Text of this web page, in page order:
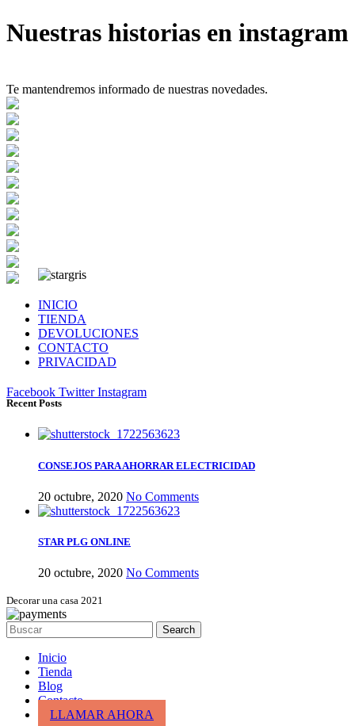
Nuestras historias en instagram
Te mantendremos informado de nuestras novedades.
INICIO
TIENDA
DEVOLUCIONES
CONTACTO
PRIVACIDAD
Facebook Twitter Instagram
Recent Posts
CONSEJOS PARA AHORRAR ELECTRICIDAD
20 octubre, 2020 No Comments
STAR PLG ONLINE
20 octubre, 2020 No Comments
Decorar una casa 2021
Search
Inicio
Tienda
Blog
Contacto
LLAMAR AHORA